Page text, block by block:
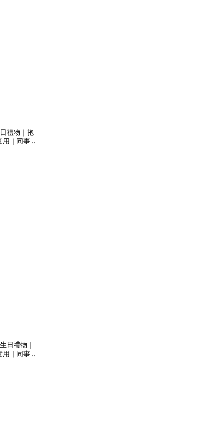
禮物｜抱
｜同事｜
親節
日禮物｜
｜同事｜
夕禮物｜